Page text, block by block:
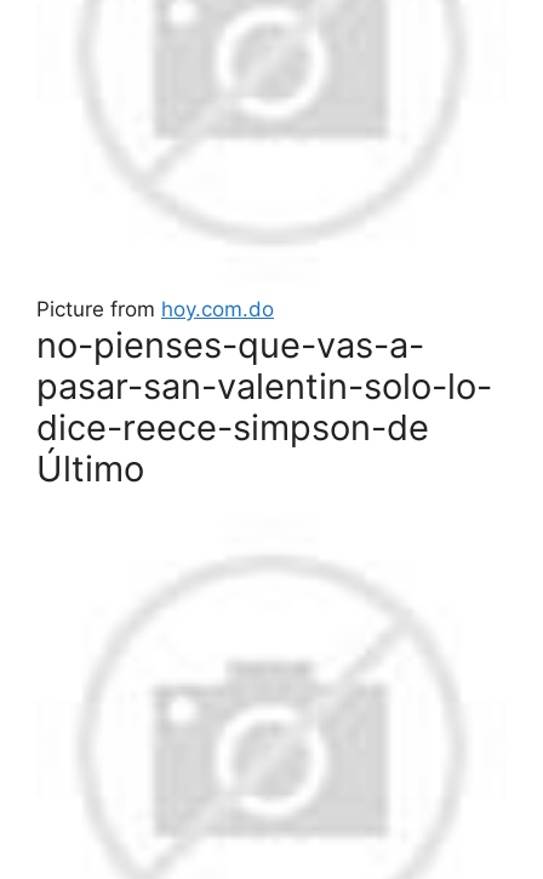
Picture from hoy.com.do
no-pienses-que-vas-a-
pasar-san-valentin-solo-lo-
dice-reece-simpson-de
Último